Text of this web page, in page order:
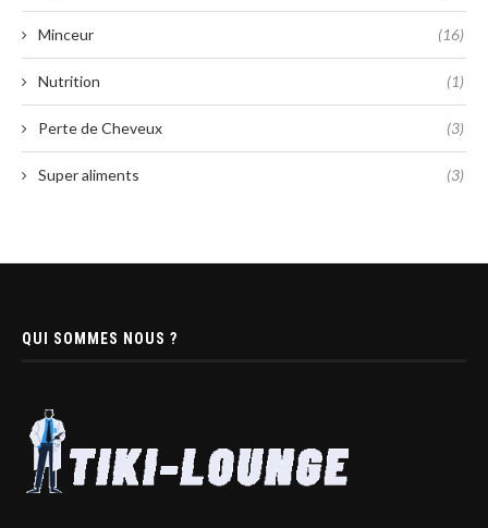
Minceur (16)
Nutrition (1)
Perte de Cheveux (3)
Super aliments (3)
QUI SOMMES NOUS ?